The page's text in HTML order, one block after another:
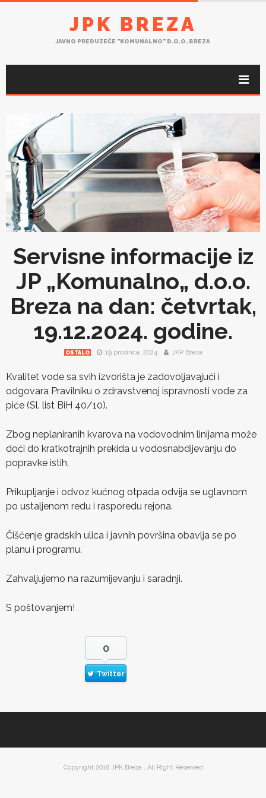
JPK BREZA
JAVNO PREDUZEĆE "KOMUNALNO" D.O.O. BREZA
Servisne informacije iz
JP „Komunalno„ d.o.o.
Breza na dan: četvrtak,
19.12.2024. godine.
OSTALO 19 prosinca, 2024 JKP Breza
Kvalitet vode sa svih izvorišta je zadovoljavajući i
odgovara Pravilniku o zdravstvenoj ispravnosti vode za
piće (Sl. list BiH 40/10).
Zbog neplaniranih kvarova na vodovodnim linijama može
doći do kratkotrajnih prekida u vodosnabdijevanju do
popravke istih.
Prikupljanje i odvoz kućnog otpada odvija se uglavnom
po ustaljenom redu i rasporedu rejona.
Čišćenje gradskih ulica i javnih površina obavlja se po
planu i programu.
Zahvaljujemo na razumijevanju i saradnji.
S poštovanjem!
0
Twitter
Copyright 2018 JPK Breza , All Right Reserved